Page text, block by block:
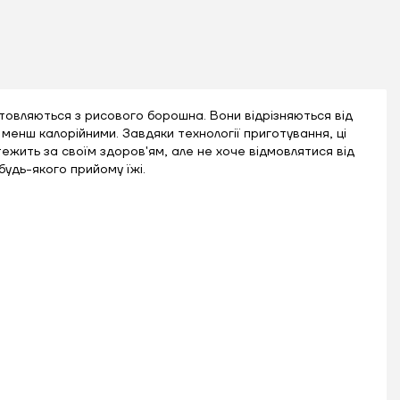
з рисового борошна. Вони відрізняються від
калорійними. Завдяки технології приготування, ці
за своїм здоров'ям, але не хоче відмовлятися від
якого прийому їжі.